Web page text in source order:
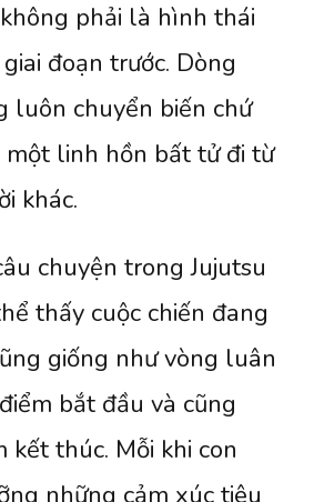
phải là hình thái
đoạn trước. Dòng
luôn chuyển biến chứ
một linh hồn bất tử đi từ
khác.
chuyện trong Jujutsu
thấy cuộc chiến đang
giống như vòng luân
bắt đầu và cũng
kết thúc. Mỗi khi con